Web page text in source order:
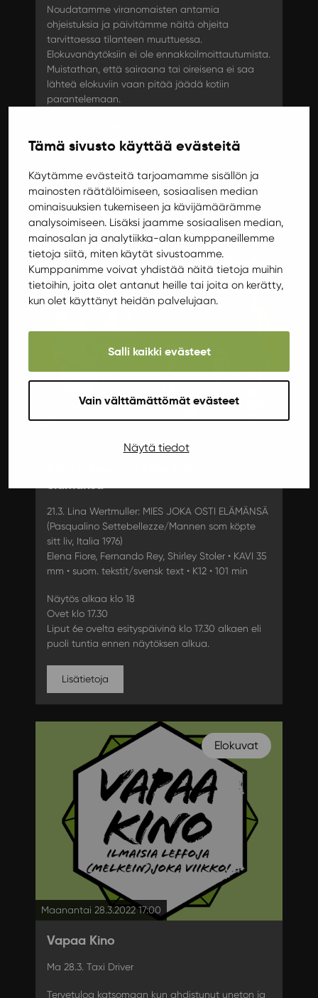
Tämä sivusto käyttää evästeitä
Käytämme evästeitä tarjoamamme sisällön ja
mainosten räätälöimiseen, sosiaalisen median
ominaisuuksien tukemiseen ja kävijämäärämme
analysoimiseen. Lisäksi jaamme sosiaalisen median,
mainosalan ja analytiikka-alan kumppaneillemme
tietoja siitä, miten käytät sivustoamme.
Kumppanimme voivat yhdistää näitä tietoja muihin
tietoihin, joita olet antanut heille tai joita on kerätty,
kun olet käyttänyt heidän palvelujaan.
Salli kaikki evästeet
Vain välttämättömät evästeet
Näytä tiedot
Noudatamme viranomaisten antamia
ohjeistuksia ja päivitämme näitä ohjeita
tarvittaessa tilanteen muuttuessa.
Elokuvanäytöksiin ei ole ennakkoilmoittautumista.
Muistathan, että sairaana tai oireisena ei saa
lähteä elokuviin vaan pitää jäädä kotiin
parantelemaan.
elokuvia melkein joka viikko. Ohjelmistossa
nähdään nostalgisia elokuvia vuosituhannen
vaihteen molemmin puolin.
Lisätietoja
Elokuvat
elämänsä
21.3. Lina Wertmuller: MIES JOKA OSTI ELÄMÄNSÄ
(Pasqualino Settebellezze/Mannen som köpte
sitt liv, Italia 1976)
Elena Fiore, Fernando Rey, Shirley Stoler • KAVI 35
mm • suom. tekstit/svensk text • K12 • 101 min
Näytös alkaa klo 18
Ovet klo 17.30
Liput 6e ovelta esityspäivinä klo 17.30 alkaen eli
puoli tuntia ennen näytöksen alkua.
Lisätietoja
Elokuvat
Maanantai 28.3.2022 17:00
Vapaa Kino
Ma 28.3. Taxi Driver
Tervetuloa katsomaan kun ahdistunut uneton ja